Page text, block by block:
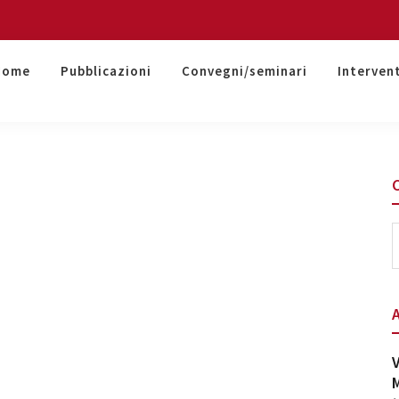
Pubblicazioni Convegni/seminari